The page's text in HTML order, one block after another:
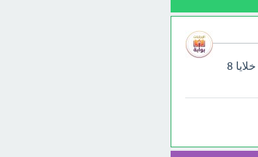
سوف تجد إجابة سؤال عدد الخلايا الناتجة عن الانقسام المتساوي خلية خليتان 4 خلايا 8